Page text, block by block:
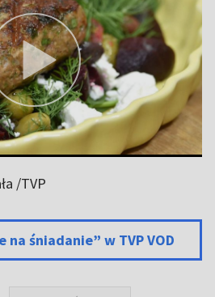
/TVP
na śniadanie” w TVP VOD